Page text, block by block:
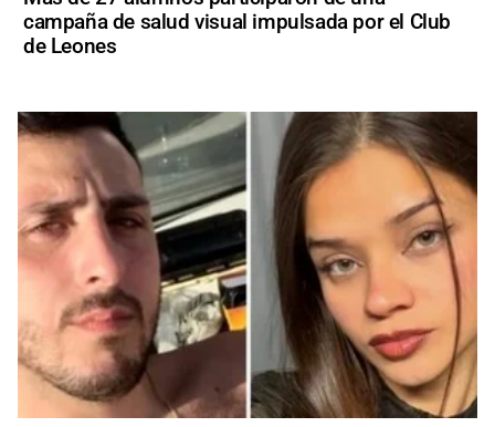
campaña de salud visual impulsada por el Club
de Leones